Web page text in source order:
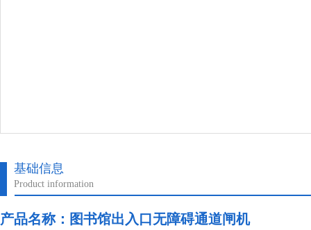
基础信息
Product information
产品名称： 图书馆出入口无障碍通道闸机